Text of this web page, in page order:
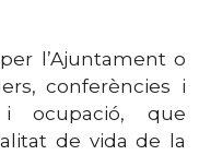
l’Ajuntament o
conferències i
ocupació, que
de vida de la